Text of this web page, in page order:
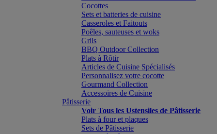
Cocottes
Sets et batteries de cuisine
Casseroles et Faitouts
Poêles, sauteuses et woks
Grils
BBQ Outdoor Collection
Plats à Rôtir
Articles de Cuisine Spécialisés
Personnalisez votre cocotte
Gourmand Collection
Accessoires de Cuisine
Pâtisserie
Voir Tous les Ustensiles de Pâtisserie
Plats à four et plaques
Sets de Pâtisserie